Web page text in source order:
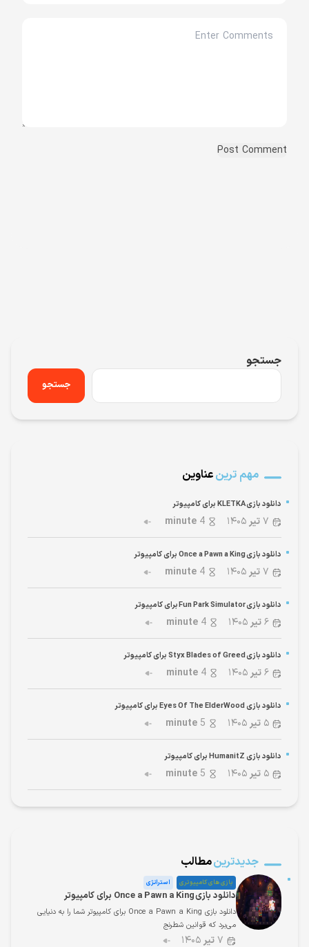
جستجو
جستجو
مهم ترینعناوین
دانلود بازی KLETKA برای کامپیوتر
۷تیر ۱۴۰۵ 4
minute
دانلود بازی Once a Pawn a King برای کامپیوتر
۷تیر ۱۴۰۵ 4
minute
دانلود بازی Fun Park Simulator برای کامپیوتر
۶تیر ۱۴۰۵ 4
minute
دانلود بازی Styx Blades of Greed برای کامپیوتر
۶تیر ۱۴۰۵ 4
minute
دانلود بازی Eyes Of The ElderWood برای کامپیوتر
۵ تیر ۱۴۰۵ 5
minute
دانلود بازی HumanitZ برای کامپیوتر
۵ تیر ۱۴۰۵ 5
minute
جدیدترینمطالب
بازی های کامپیوتری استراتژی
دانلود بازی Once a Pawn a King برای کامپیوتر
دانلود بازی Once a Pawn a King برای کامپیوتر شما را به دنیایی
می‌برد که قوانین شطرنج
۷ تیر ۱۴۰۵